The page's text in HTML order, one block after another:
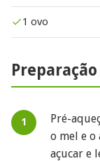
1 ovo
Preparação
Pré-
o mel e o
açucar e